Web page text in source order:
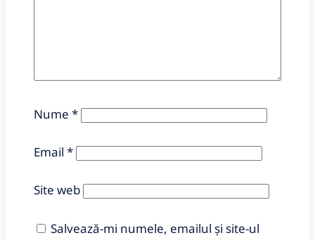
Nume *
Email *
Site web
Salvează-mi numele, emailul și site-ul